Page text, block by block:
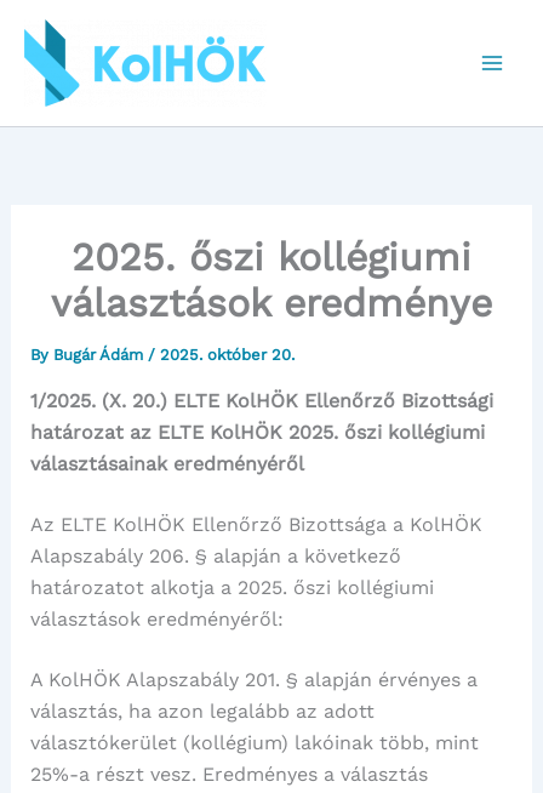
content
2025. őszi kollégiumi
választások eredménye
By Bugár Ádám / 2025. október 20.
1/2025. (X. 20.) ELTE KolHÖK Ellenőrző Bizottsági
határozat az ELTE KolHÖK 2025. őszi kollégiumi
választásainak eredményéről
Az ELTE KolHÖK Ellenőrző Bizottsága a KolHÖK
Alapszabály 206. § alapján a következő
határozatot alkotja a 2025. őszi kollégiumi
választások eredményéről:
A KolHÖK Alapszabály 201. § alapján érvényes a
választás, ha azon legalább az adott
választókerület (kollégium) lakóinak több, mint
25%-a részt vesz. Eredményes a választás